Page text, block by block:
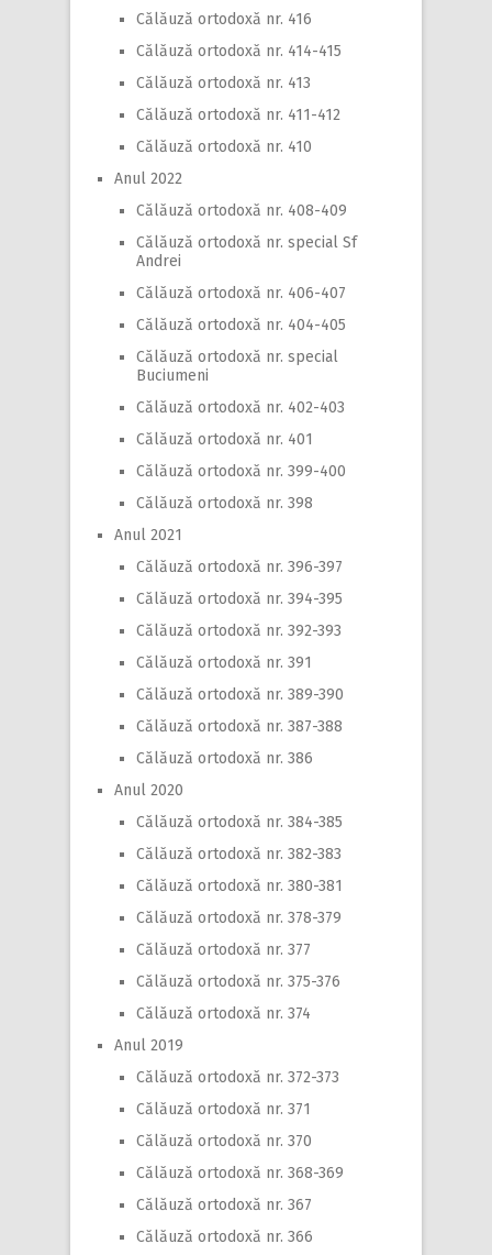
Călăuză ortodoxă nr. 416
Călăuză ortodoxă nr. 414-415
Călăuză ortodoxă nr. 413
Călăuză ortodoxă nr. 411-412
Călăuză ortodoxă nr. 410
Anul 2022
Călăuză ortodoxă nr. 408-409
Călăuză ortodoxă nr. special Sf
Andrei
Călăuză ortodoxă nr. 406-407
Călăuză ortodoxă nr. 404-405
Călăuză ortodoxă nr. special
Buciumeni
Călăuză ortodoxă nr. 402-403
Călăuză ortodoxă nr. 401
Călăuză ortodoxă nr. 399-400
Călăuză ortodoxă nr. 398
Anul 2021
Călăuză ortodoxă nr. 396-397
Călăuză ortodoxă nr. 394-395
Călăuză ortodoxă nr. 392-393
Călăuză ortodoxă nr. 391
Călăuză ortodoxă nr. 389-390
Călăuză ortodoxă nr. 387-388
Călăuză ortodoxă nr. 386
Anul 2020
Călăuză ortodoxă nr. 384-385
Călăuză ortodoxă nr. 382-383
Călăuză ortodoxă nr. 380-381
Călăuză ortodoxă nr. 378-379
Călăuză ortodoxă nr. 377
Călăuză ortodoxă nr. 375-376
Călăuză ortodoxă nr. 374
Anul 2019
Călăuză ortodoxă nr. 372-373
Călăuză ortodoxă nr. 371
Călăuză ortodoxă nr. 370
Călăuză ortodoxă nr. 368-369
Călăuză ortodoxă nr. 367
Călăuză ortodoxă nr. 366